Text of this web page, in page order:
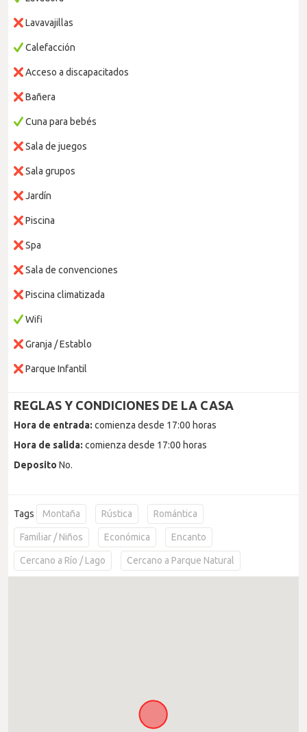
Lavavajillas
Calefacción
Acceso a discapacitados
Bañera
Cuna para bebés
Sala de juegos
Sala grupos
Jardín
Piscina
Spa
Sala de convenciones
Piscina climatizada
Wifi
Granja / Establo
Parque Infantil
REGLAS Y CONDICIONES DE LA CASA
Hora de entrada: comienza desde 17:00 horas
Hora de salida: comienza desde 17:00 horas
Deposito No.
Tags Montaña Rústica Romántica
Familiar / Niños Económica Encanto
Cercano a Río / Lago Cercano a Parque Natural